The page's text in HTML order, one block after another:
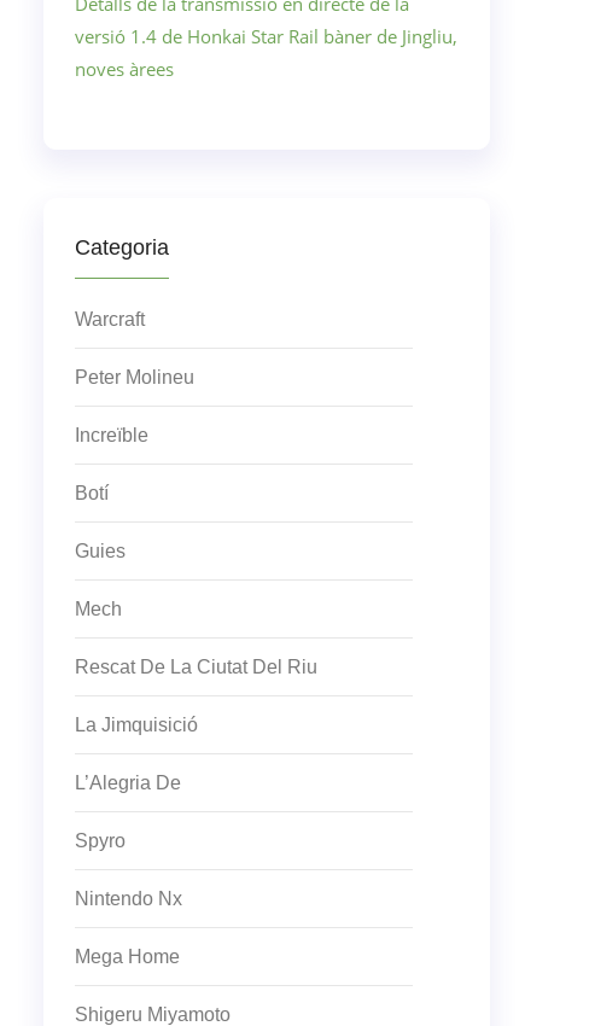
versió 1.4 de Honkai Star Rail bàner de Jingliu,
noves àrees
Categoria
Warcraft
Peter Molineu
Increïble
Botí
Guies
Mech
Rescat De La Ciutat Del Riu
La Jimquisició
L’Alegria De
Spyro
Nintendo Nx
Mega Home
Shigeru Miyamoto